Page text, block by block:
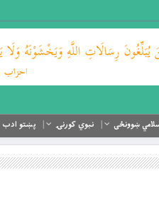
ښوونځی نبوي کورنۍ پښتو ادب